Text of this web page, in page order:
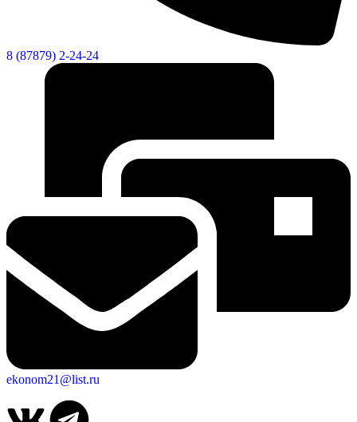
8 (87879) 2-24-24
ekonom21@list.ru